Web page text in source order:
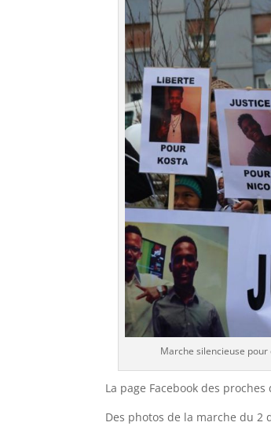
Marche silencieuse
La page Facebook des proches
Des photos de la marche du 2